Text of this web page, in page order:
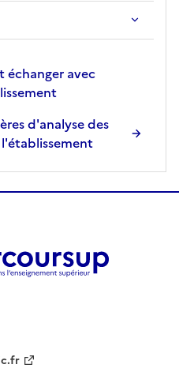
échanger avec
d'analyse des